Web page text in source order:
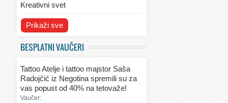
Kreativni svet
Svet ekologije
Svet kulinarstva
Svet lepote
Prikaži sve
BESPLATNI VAUČERI
Tattoo Atelje i tattoo majstor Saša
Radojčić iz Negotina spremili su za
vas popust od 40% na tetovaže!
Vaučer: